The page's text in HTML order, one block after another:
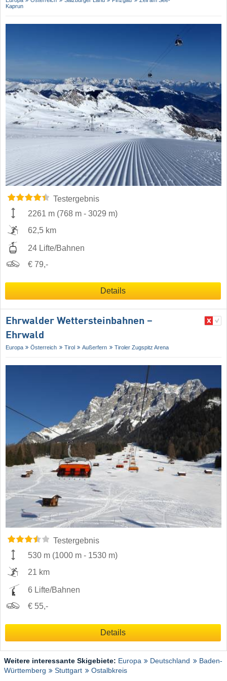
Kaprun
Testergebnis
2261 m (768 m - 3029 m)
62,5 km
24 Lifte/Bahnen
€ 79,-
Details
Ehrwalder Wettersteinbahnen –
Ehrwald
Europa Österreich Tirol Außerfern Tiroler Zugspitz Arena
Testergebnis
530 m (1000 m - 1530 m)
21 km
6 Lifte/Bahnen
€ 55,-
Details
Weitere interessante Skigebiete: Europa Deutschland
Baden-
Württemberg
Stuttgart Ostalbkreis